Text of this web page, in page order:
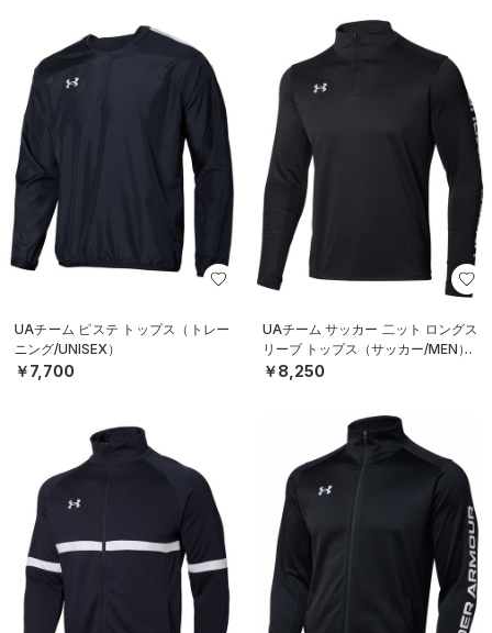
UAチーム ピステ トップス（トレー
ニング/UNISEX）
￥7,700
UAチーム サッカー 二ット ロングス
リーブ トップス（サッカー/MEN）
￥8,250